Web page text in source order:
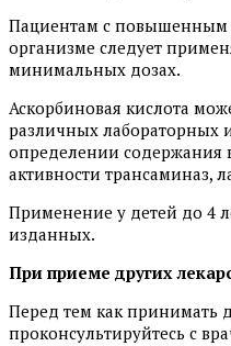
Пациентам с повышенным
организме следует
минимальных дозах.
Аскорбиновая кислота
различных лабораторных
определении содержания
активности трансаминаз,
Применение у детей до 4
изданных.
При приеме других
Перед тем как принимать
проконсультируйтесь с